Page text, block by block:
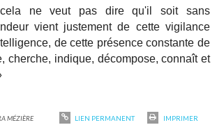
cela ne veut pas dire qu'il soit sans
vient justement de cette vigilance
de cette présence constante de
cherche, indique, décompose, connaît et
MÉZIÈRE LIEN PERMANENT
IMPRIMER